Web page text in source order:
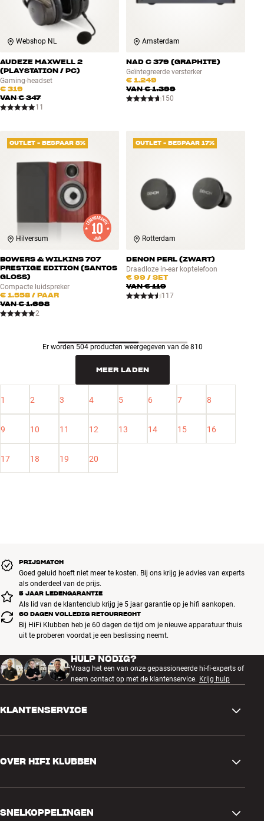
Webshop NL
AUDEZE MAXWELL 2
(PLAYSTATION / PC)
Gaming-headset
€ 319
VAN€ 347
11
Amsterdam
NAD C 379 (GRAPHITE)
Geïntegreerde versterker
€ 1.249
VAN€ 1.399
150
OUTLET - BESPAAR 8%
Hilversum
BOWERS & WILKINS 707
PRESTIGE EDITION (SANTOS
GLOSS)
Compacte luidspreker
€ 1.558 / PAAR
VAN€ 1.698
2
OUTLET - BESPAAR 17%
Rotterdam
DENON PERL (ZWART)
Draadloze in-ear koptelefoon
€ 99 / SET
VAN€ 119
117
Er worden 504 producten weergegeven van de 810
MEER LADEN
1 2 3 4 5 6 7 8
9 10 11 12 13 14 15 16
17 18 19 20
PRIJSMATCH
Goed geluid hoeft niet meer te kosten. Bij ons krijg je advies van experts
als onderdeel van de prijs.
5 JAAR LEDENGARANTIE
Als lid van de klantenclub krijg je 5 jaar garantie op je hifi aankopen.
60 DAGEN VOLLEDIG RETOURRECHT
Bij HiFi Klubben heb je 60 dagen de tijd om je nieuwe apparatuur thuis
uit te proberen voordat je een beslissing neemt.
HULP NODIG?
Vraag het een van onze gepassioneerde hi-fi-experts of
neem contact op met de klantenservice. Krijg hulp
KLANTENSERVICE
Vragen en antwoorden
Ruilen en retourneren
Bestelling herroepen
OVER HIFI KLUBBEN
Over ons
SNELKOPPELINGEN